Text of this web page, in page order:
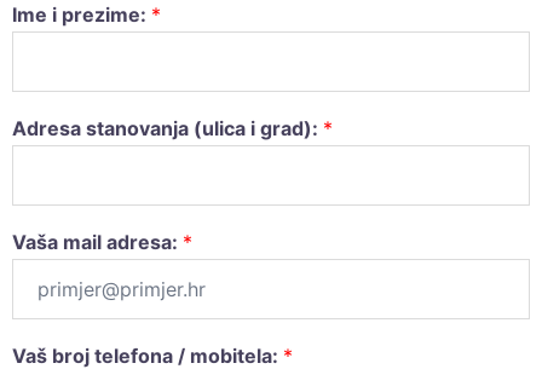
Ime i prezime: *
Adresa stanovanja (ulica i grad): *
Vaša mail adresa: *
Vaš broj telefona / mobitela: *